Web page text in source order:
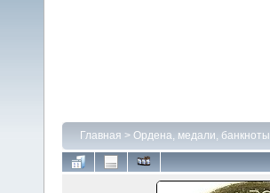
Главная > Ордена, медали, банкноты